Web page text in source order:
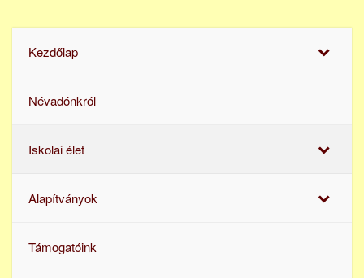
Kezdőlap
Névadónkról
Iskolai élet
Alapítványok
Támogatóink